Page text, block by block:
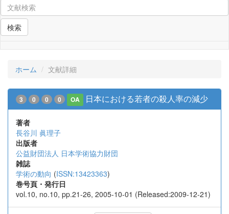
検索
ホーム 文献詳細
3 0 0 0 OA 日本における若者の殺人率の減少
著者
長谷川 眞理子
出版者
公益財団法人 日本学術協力財団
雑誌
学術の動向 (ISSN:13423363)
巻号頁・発行日
vol.10, no.10, pp.21-26, 2005-10-01 (Released:2009-12-21)